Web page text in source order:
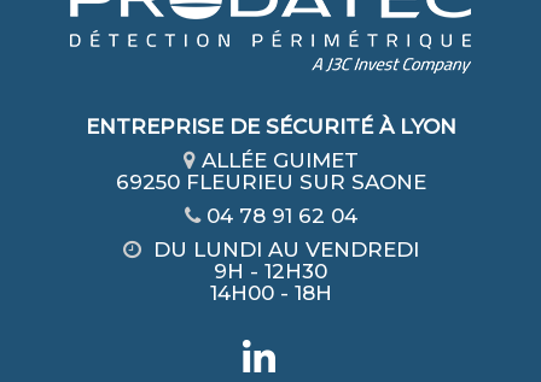
ENTREPRISE DE SÉCURITÉ À LYON
ALLÉE GUIMET
69250 FLEURIEU SUR SAONE
04 78 91 62 04
DU LUNDI AU VENDREDI
9H - 12H30
14H00 - 18H